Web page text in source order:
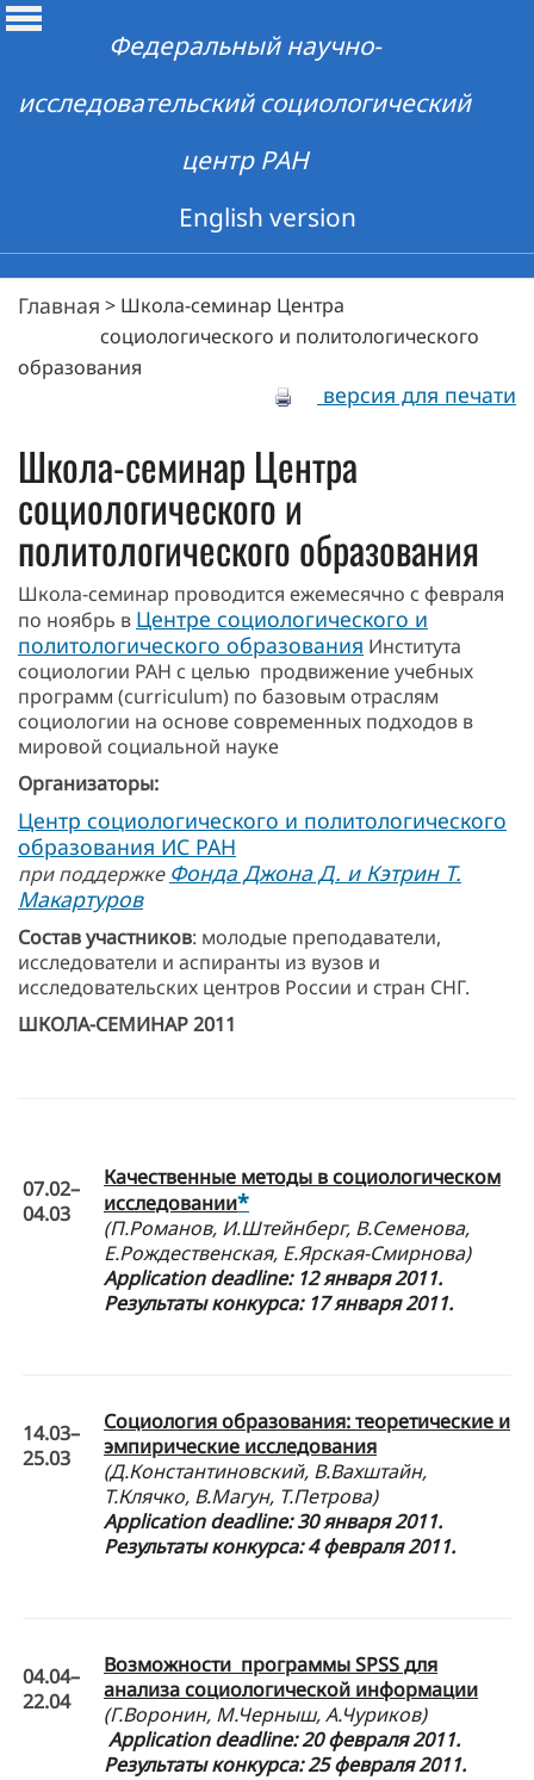
Федеральный научно-
исследовательский социологический
центр РАН
English version
Главная > Школа-семинар Центра
социологического и политологического
образования
версия для печати
Школа-семинар Центра
социологического и
политологического образования
Школа-семинар проводится ежемесячно с февраля
по ноябрь в Центре социологического и
политологического образования Института
социологии РАН с целью продвижение учебных
программ (curriculum) по базовым отраслям
социологии на основе современных подходов в
мировой социальной науке
Организаторы:
Центр социологического и политологического
образования ИС РАН
при поддержке Фонда Джона Д. и Кэтрин Т.
Макартуров
Состав участников: молодые преподаватели,
исследователи и аспиранты из вузов и
исследовательских центров России и стран СНГ.
ШКОЛА-СЕМИНАР 2011
07.02–
04.03
Качественные методы в социологическом
исследовании*
(П.Романов, И.Штейнберг, В.Семенова,
Е.Рождественская, Е.Ярская-Смирнова)
Applicationdeadline: 12 января 2011.
Результаты конкурса: 17 января 2011.
14.03–
25.03
Социология образования: теоретические и
эмпирические исследования
(Д.Константиновский, В.Вахштайн,
Т.Клячко, В.Магун, Т.Петрова)
Applicationdeadline: 30 января 2011.
Результаты конкурса: 4 февраля 2011.
04.04–
22.04
Возможности программы SPSS для
анализа социологической информации
(Г.Воронин, М.Черныш, А.Чуриков)
Applicationdeadline: 20 февраля 2011.
Результаты конкурса: 25 февраля 2011.